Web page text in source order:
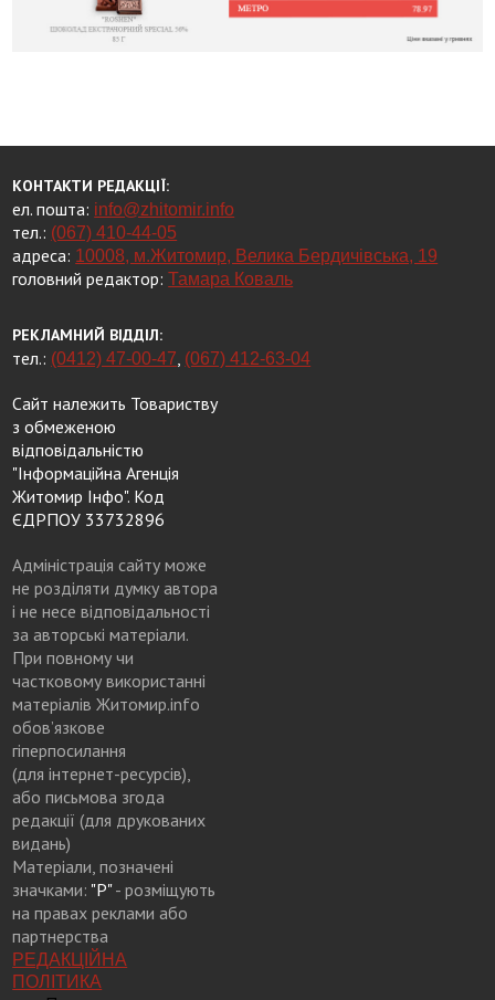
КОНТАКТИ РЕДАКЦІЇ:
ел. пошта: info@zhitomir.info
тел.: (067) 410-44-05
адреса: 10008, м.Житомир, Велика Бердичівська, 19
головний редактор:Тамара Коваль
РЕКЛАМНИЙ ВІДДІЛ:
тел.: (0412) 47-00-47 (067) 412-63-04
Сайт належить Товариству
з обмеженою
відповідальністю
"Інформаційна Агенція
Житомир Інфо". Код
ЄДРПОУ 33732896
Адміністрація сайту може
не розділяти думку автора
і не несе відповідальності
за авторські матеріали.
При повному чи
частковому використанні
матеріалів Житомир.info
обов’язкове
гіперпосилання
(для інтернет-ресурсів),
або письмова згода
редакції (для друкованих
видань)
Матеріали, позначені
значками: "Р"- розміщують
на правах реклами або
партнерства
РЕДАКЦІЙНА
ПОЛІТИКА